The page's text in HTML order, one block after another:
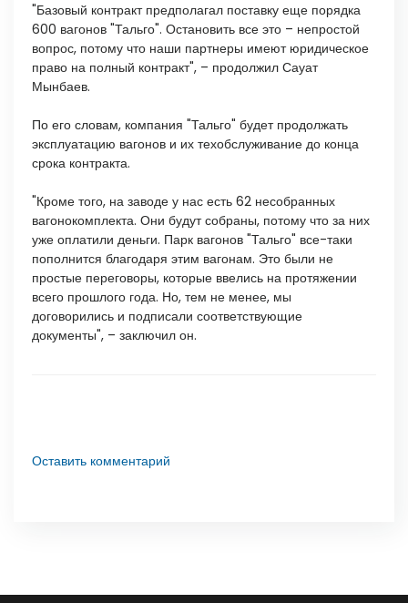
"Базовый контракт предполагал поставку еще порядка
600 вагонов "Тальго". Остановить все это – непростой
вопрос, потому что наши партнеры имеют юридическое
право на полный контракт", – продолжил Сауат
Мынбаев.
По его словам, компания "Тальго" будет продолжать
эксплуатацию вагонов и их техобслуживание до конца
срока контракта.
"Кроме того, на заводе у нас есть 62 несобранных
вагонокомплекта. Они будут собраны, потому что за них
уже оплатили деньги. Парк вагонов "Тальго" все-таки
пополнится благодаря этим вагонам. Это были не
простые переговоры, которые ввелись на протяжении
всего прошлого года. Но, тем не менее, мы
договорились и подписали соответствующие
документы", – заключил он.
Оставить комментарий